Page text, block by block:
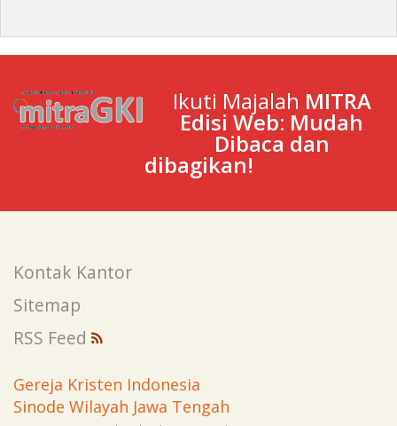
Ikuti Majalah MITRA
Edisi Web: Mudah
Dibaca dan
dibagikan!
Kontak Kantor
Sitemap
RSS Feed
Gereja Kristen Indonesia
Sinode Wilayah Jawa Tengah